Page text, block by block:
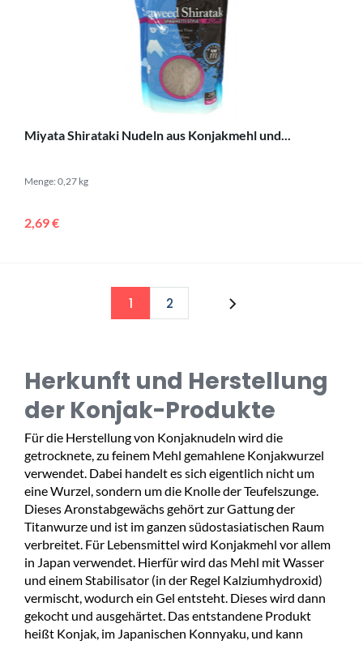
Miyata Shirataki Nudeln aus Konjakmehl und...
Menge: 0,27 kg
2,69 €
1 2
Herkunft und Herstellung
der Konjak-Produkte
Für die Herstellung von Konjaknudeln wird die
getrocknete, zu feinem Mehl gemahlene Konjakwurzel
verwendet. Dabei handelt es sich eigentlich nicht um
eine Wurzel, sondern um die Knolle der Teufelszunge.
Dieses Aronstabgewächs gehört zur Gattung der
Titanwurze und ist im ganzen südostasiatischen Raum
verbreitet. Für Lebensmittel wird Konjakmehl vor allem
in Japan verwendet. Hierfür wird das Mehl mit Wasser
und einem Stabilisator (in der Regel Kalziumhydroxid)
vermischt, wodurch ein Gel entsteht. Dieses wird dann
gekocht und ausgehärtet. Das entstandene Produkt
heißt Konjak, im Japanischen Konnyaku, und kann